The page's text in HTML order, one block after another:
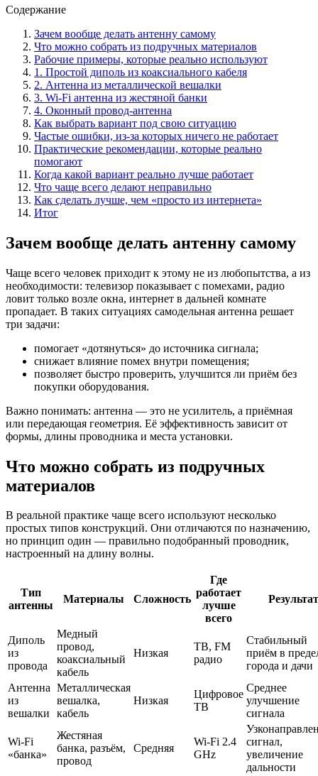
Содержание
Зачем вообще делать антенну самому
Что можно собрать из подручных материалов
Рабочие примеры, которые реально используют
1. Простой диполь из коаксиального кабеля
2. Антенна из металлической вешалки
3. Wi-Fi антенна из жестяной банки
4. Оконный провод-антенна
Как выбрать вариант под свою ситуацию
Частые ошибки, из-за которых ничего не работает
Практические рекомендации, которые реально
помогают
Когда какой вариант реально лучше работает
Что чаще всего делают неправильно
Как сделать лучше, чем «просто из интернета»
Итог
Зачем вообще делать антенну самому
Чаще всего человек приходит к этому не из любопытства, а из
необходимости: телевизор показывает с помехами, радио
ловит только возле окна, интернет в дальней комнате
пропадает. В таких ситуациях самодельная антенна решает
три задачи:
помогает «дотянуться» до источника сигнала;
снижает влияние помех внутри помещения;
позволяет быстро проверить, улучшится ли приём без
покупки оборудования.
Важно понимать: антенна — это не усилитель, а приёмная
или передающая геометрия. Её эффективность зависит от
формы, длины проводника и места установки.
Что можно собрать из подручных
материалов
В реальной практике чаще всего используют несколько
простых типов конструкций. Они отличаются по назначению,
но принцип один — правильно подобранный проводник,
настроенный на длину волны.
Тип
антенны
Материалы Сложность
Где
работает
лучше
всего
Результат
Диполь
из
провода
Медный
провод,
коаксиальный
кабель
Низкая
ТВ, FM
радио
Стабильный
приём в
города и дачи
Антенна
из
вешалки
Металлическая
вешалка,
кабель
Низкая
Цифровое
ТВ
Среднее
улучшение
сигнала
Wi-Fi
«банка»
Жестяная
банка, разъём,
провод
Средняя
Wi-Fi 2.4
GHz
сигнал,
увеличение
дальности